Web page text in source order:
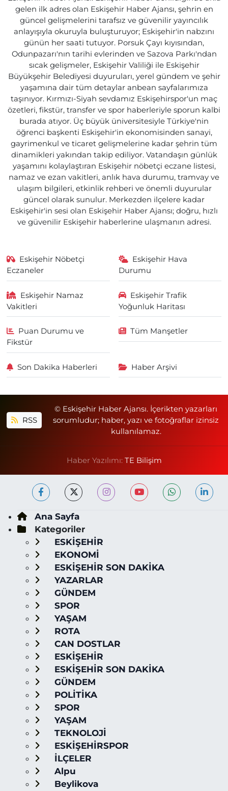
gelen ilk adres olan Eskişehir Haber Ajansı, şehrin en
güncel gelişmelerini tarafsız ve güvenilir yayıncılık
anlayışıyla okuruyla buluşturuyor; Eskişehir'in nabzını
günün her saati tutuyor. Porsuk Çayı kıyısından,
Odunpazarı'nın tarihi evlerinden ve Sazova Parkı'ndan
sıcak gelişmeler, Eskişehir Valiliği ile Eskişehir
Büyükşehir Belediyesi duyuruları, yerel gündem ve şehir
yaşamına dair tüm detaylar anbean sayfalarımıza
taşınıyor. Kırmızı-Siyah sevdamız Eskişehirspor'un maç
özetleri, fikstür, transfer ve spor haberleriyle sporun kalbi
burada atıyor. Üç büyük üniversitesiyle Türkiye'nin
öğrenci başkenti Eskişehir'in ekonomisinden sanayi,
gayrimenkul ve ticaret gelişmelerine kadar şehrin tüm
dinamikleri yakından takip ediliyor. Vatandaşın günlük
yaşamını kolaylaştıran Eskişehir nöbetçi eczane listesi,
namaz ve ezan vakitleri, anlık hava durumu, tramvay ve
ulaşım bilgileri, etkinlik rehberi ve önemli duyurular
güncel olarak sunulur. Merkezden ilçelere kadar
Eskişehir'in sesi olan Eskişehir Haber Ajansı; doğru, hızlı
ve güvenilir Eskişehir haberlerine ulaşmanın adresi.
Eskişehir Nöbetçi
Eczaneler
Eskişehir Hava
Durumu
Eskişehir Namaz
Vakitleri
Eskişehir Trafik
Yoğunluk Haritası
Puan Durumu ve
Fikstür
Tüm Manşetler
Son Dakika Haberleri Haber Arşivi
RSS
© Eskişehir Haber Ajansı. İçerikten yazarları
sorumludur; haber, yazı ve fotoğraflar izinsiz
kullanılamaz.
Haber Yazılımı: TE Bilişim
Ana Sayfa
Kategoriler
ESKİŞEHİR
EKONOMİ
ESKİŞEHİR SON DAKİKA
YAZARLAR
GÜNDEM
SPOR
YAŞAM
ROTA
CAN DOSTLAR
ESKİŞEHİR
ESKİŞEHİR SON DAKİKA
GÜNDEM
POLİTİKA
SPOR
YAŞAM
TEKNOLOJİ
ESKİŞEHİRSPOR
İLÇELER
Alpu
Beylikova